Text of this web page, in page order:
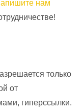
нам
только
от
гиперссылки.